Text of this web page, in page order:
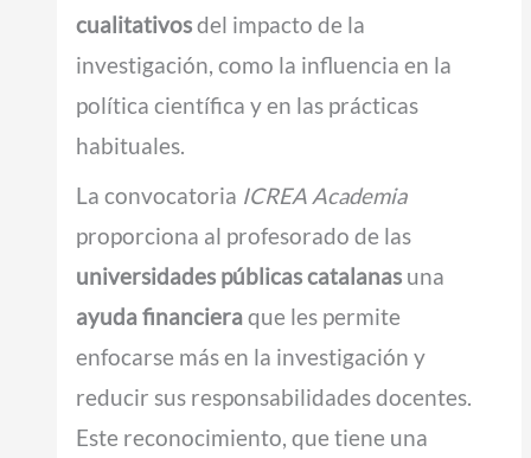
cualitativosdel impacto de la
investigación, como la influencia en la
política científica y en las prácticas
habituales.
La convocatoria ICREA Academia
proporciona al profesorado de las
universidades públicas catalanasuna
ayuda financieraque les permite
enfocarse más en la investigación y
reducir sus responsabilidades docentes.
Este reconocimiento, que tiene una